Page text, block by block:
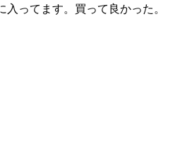
ってます。買って良かった。